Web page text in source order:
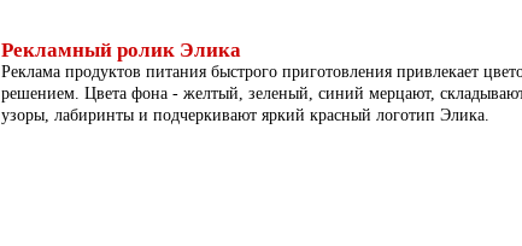
Рекламный ролик Элика
Реклама продуктов питания быстрого приготовления привлекает
решением. Цвета фона - желтый, зеленый, синий мерцают,
узоры, лабиринты и подчеркивают яркий красный логотип Элика.